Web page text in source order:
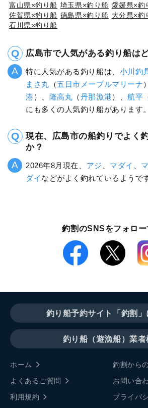
富山県×釣り船 埼玉県×釣り船 愛媛県×釣
佐賀県×釣り船 徳島県×釣り船 大分県×釣
石川県×釣り船
広島市で人気がある釣り船は
特に人気がある釣り船は、 小川釣
まさ丸 （五日市メープルマリーナ
港 ）、 隆高丸 （丹那漁港）、航平
にも多くの人気釣り船があります。
現在、広島市の船釣りでよく
か？
2026年8月現在、 アジ マダイ
ダイなどがよく釣れているようで
釣割のSNSをフォロー
釣り船予約サイト「釣割」
釣り船（遊漁船）業者
ホーム
釣割から
よくあるご質問
お問い合
利用規約
プライバ